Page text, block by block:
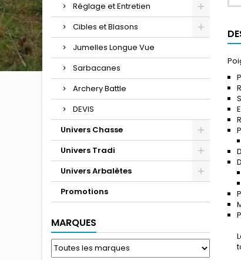
Réglage et Entretien
Cibles et Blasons
Jumelles Longue Vue
Sarbacanes
Archery Battle
DEVIS
Univers Chasse
Univers Tradi
Univers Arbalètes
Promotions
MARQUES